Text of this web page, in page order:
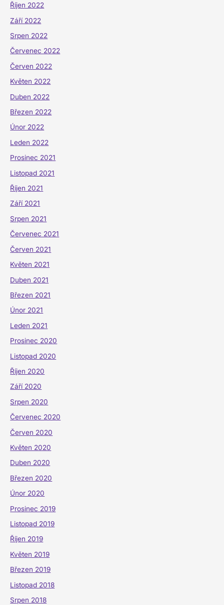
Říjen 2022
Září 2022
Srpen 2022
Červenec 2022
Červen 2022
Květen 2022
Duben 2022
Březen 2022
Únor 2022
Leden 2022
Prosinec 2021
Listopad 2021
Říjen 2021
Září 2021
Srpen 2021
Červenec 2021
Červen 2021
Květen 2021
Duben 2021
Březen 2021
Únor 2021
Leden 2021
Prosinec 2020
Listopad 2020
Říjen 2020
Září 2020
Srpen 2020
Červenec 2020
Červen 2020
Květen 2020
Duben 2020
Březen 2020
Únor 2020
Prosinec 2019
Listopad 2019
Říjen 2019
Květen 2019
Březen 2019
Listopad 2018
Srpen 2018